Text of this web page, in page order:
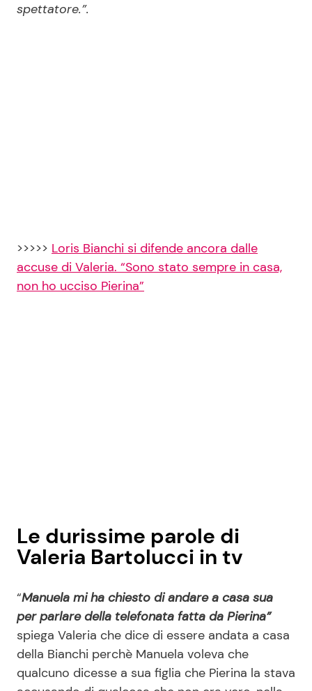
Pubblicità
spettatore.”.
>>>>> Loris Bianchi si difende ancora dalle
accuse di Valeria. “Sono stato sempre in casa,
non ho ucciso Pierina”
Le durissime parole di
Valeria Bartolucci in tv
“Manuela mi ha chiesto di andare a casa sua
per parlare della telefonata fatta da Pierina”
spiega Valeria che dice di essere andata a casa
della Bianchi perchè Manuela voleva che
qualcuno dicesse a sua figlia che Pierina la stava